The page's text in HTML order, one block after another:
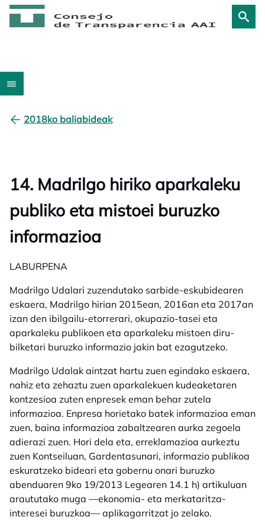
2018ko baliabideak
14. Madrilgo hiriko aparkaleku
publiko eta mistoei buruzko
informazioa
LABURPENA
Madrilgo Udalari zuzendutako sarbide-eskubidearen
eskaera, Madrilgo hirian 2015ean, 2016an eta 2017an
izan den ibilgailu-etorrerari, okupazio-tasei eta
aparkaleku publikoen eta aparkaleku mistoen diru-
bilketari buruzko informazio jakin bat ezagutzeko.
Madrilgo Udalak aintzat hartu zuen egindako eskaera,
nahiz eta zehaztu zuen aparkalekuen kudeaketaren
kontzesioa zuten enpresek eman behar zutela
informazioa. Enpresa horietako batek informazioa eman
zuen, baina informazioa zabaltzearen aurka zegoela
adierazi zuen. Hori dela eta, erreklamazioa aurkeztu
zuen Kontseiluan, Gardentasunari, informazio publikoa
eskuratzeko bideari eta gobernu onari buruzko
abenduaren 9ko 19/2013 Legearen 14.1 h) artikuluan
araututako muga —ekonomia- eta merkataritza-
interesei buruzkoa— aplikagarritzat jo zelako.